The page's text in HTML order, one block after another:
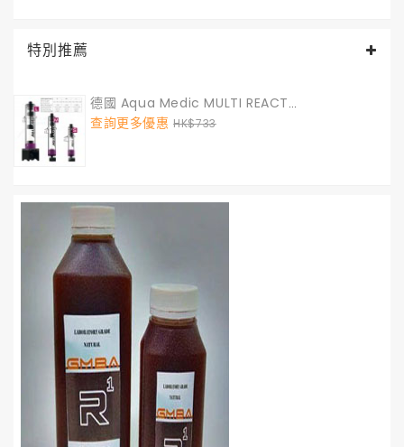
特別推薦
德國 Aqua Medic MULTI REACTOR S GEN II (煮豆機) S 號
查詢更多優惠 HK$733